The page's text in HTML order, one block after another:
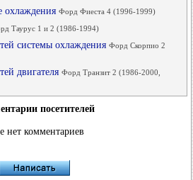
охлаждения Форд Фиеста 4 (1996-1999)
Таурус 1 и 2 (1986-1994)
системы охлаждения Форд Скорпио 2
двигателя Форд Транзит 2 (1986-2000,
посетителей
нет комментариев